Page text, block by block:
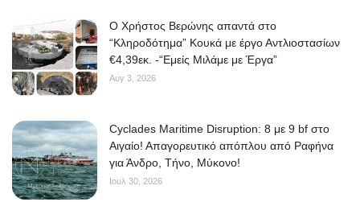
O Χρήστος Βερώνης απαντά στο
“Κληροδότημα” Κουκά με έργο Αντλιοστασίων
€4,39εκ. -“Εμείς Μιλάμε με Έργα”
Αυγ 3, 2026
Cyclades Maritime Disruption: 8 με 9 bf στο
Αιγαίο! Απαγορευτικό απόπλου από Ραφήνα
για Άνδρο, Τήνο, Μύκονο!
Ιουλ 30, 2026